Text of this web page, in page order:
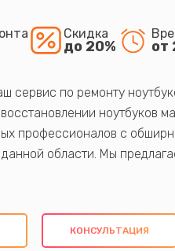
Скидка
до 20% от
сервис по ремонту
ноутбуков
профессионалов с
области. Мы
использованием
образом. Не медлите
КОНСУЛЬТАЦИЯ